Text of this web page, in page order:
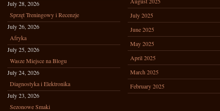
July 28, 2026
Sprzęt Treningowy i Recenzje
July 26, 2026
Afryka
July 25, 2026
Wasze Miejsce na Blogu
July 24, 2026
Diagnostyka i Elektronika
July 23, 2026
Sezonowe Smaki
July 2025
June 2025
May 2025
April 2025
March 2025
February 2025